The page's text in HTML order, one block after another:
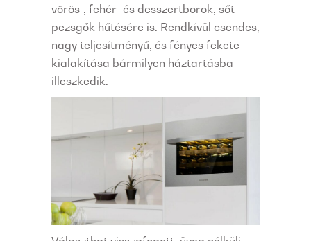
vörös-, fehér- és desszertborok, sőt
pezsgők hűtésére is. Rendkívül csendes,
nagy teljesítményű, és fényes fekete
kialakítása bármilyen háztartásba
illeszkedik.